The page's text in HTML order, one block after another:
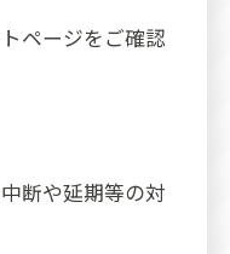
ページをご確認
断や延期等の対